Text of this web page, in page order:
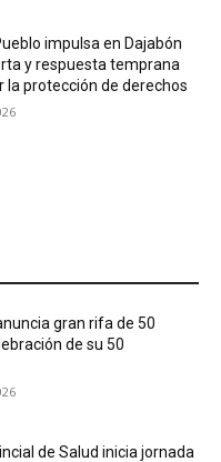
impulsa en Dajabón
y respuesta temprana
la protección de derechos
gran rifa de 50
de su 50
de Salud inicia jornada